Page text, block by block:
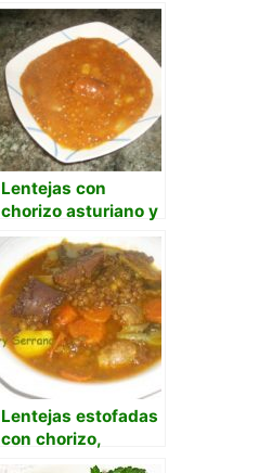
Lentejas con
chorizo asturiano y
sofrito de tomate
Lentejas estofadas
con chorizo,
morcilla y jamón